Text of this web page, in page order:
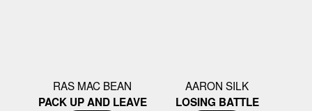
RAS MAC BEAN
PACK UP AND LEAVE
AARON SILK
LOSING BATTLE